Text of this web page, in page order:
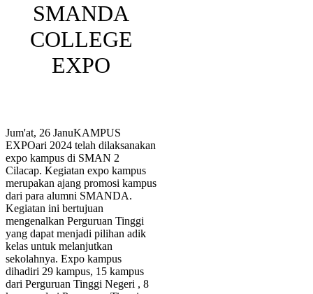
SMANDA
COLLEGE
EXPO
Jum'at, 26 JanuKAMPUS
EXPOari 2024 telah dilaksanakan
expo kampus di SMAN 2
Cilacap. Kegiatan expo kampus
merupakan ajang promosi kampus
dari para alumni SMANDA.
Kegiatan ini bertujuan
mengenalkan Perguruan Tinggi
yang dapat menjadi pilihan adik
kelas untuk melanjutkan
sekolahnya. Expo kampus
dihadiri 29 kampus, 15 kampus
dari Perguruan Tinggi Negeri , 8